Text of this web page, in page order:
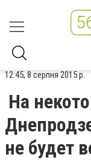
12:45, 8 серпня 2015 р.
На
не будет